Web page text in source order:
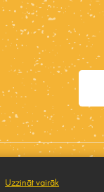
Uzzināt vairāk